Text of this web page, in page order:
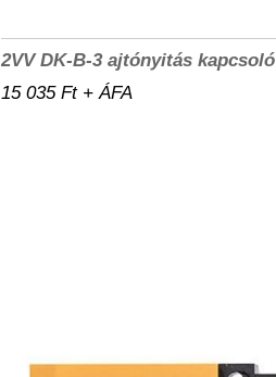
2VV DK-B-3 ajtónyitás kapcsoló
15 035 Ft + ÁFA